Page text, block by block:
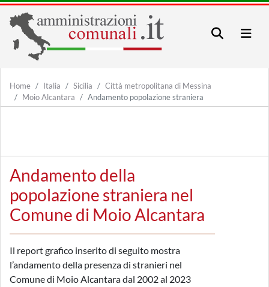
Home Italia Sicilia
Città metropolitana di Messina
Moio Alcantara
Andamento popolazione straniera
Andamento della
popolazione straniera nel
Comune di Moio Alcantara
Il report grafico inserito di seguito mostra
l’andamento della presenza di stranieri nel
Comune di Moio Alcantara dal 2002 al 2023